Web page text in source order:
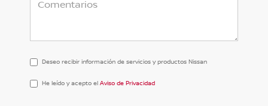
Deseo recibir información de servicios y productos Nissan
He
He leído y acepto el Aviso de Privacidad